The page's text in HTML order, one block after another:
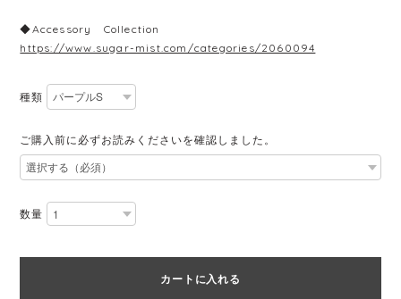
◆Accessory Collection
https://www.sugar-mist.com/categories/2060094
種類
ご購入前に必ずお読みくださいを確認しました。
数量
カートに入れる